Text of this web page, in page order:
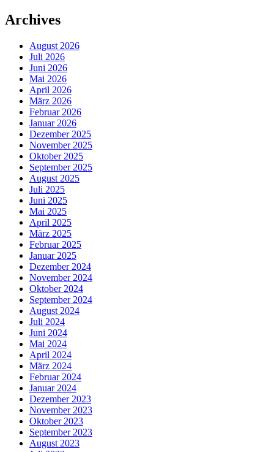
Archives
August 2026
Juli 2026
Juni 2026
Mai 2026
April 2026
März 2026
Februar 2026
Januar 2026
Dezember 2025
November 2025
Oktober 2025
September 2025
August 2025
Juli 2025
Juni 2025
Mai 2025
April 2025
März 2025
Februar 2025
Januar 2025
Dezember 2024
November 2024
Oktober 2024
September 2024
August 2024
Juli 2024
Juni 2024
Mai 2024
April 2024
März 2024
Februar 2024
Januar 2024
Dezember 2023
November 2023
Oktober 2023
September 2023
August 2023